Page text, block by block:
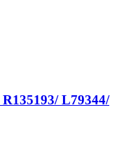
L79344/